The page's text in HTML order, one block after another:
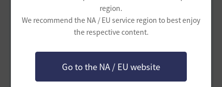
region.
We recommend the NA / EU service region to best enjoy
the respective content.
Go to the NA / EU website
NEW！
2015年に家門を作成した場合
ウルキタ
[キャラクター情報(P) - 称号]から
イベント称号を確認してみてください！